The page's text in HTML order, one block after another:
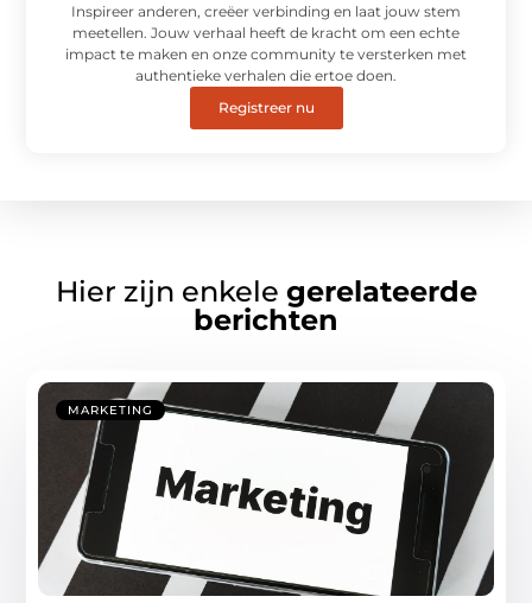
Inspireer anderen, creëer verbinding en laat jouw stem
meetellen. Jouw verhaal heeft de kracht om een echte
impact te maken en onze community te versterken met
authentieke verhalen die ertoe doen.
Registreer nu
Hier zijn enkele gerelateerde
berichten
MARKETING